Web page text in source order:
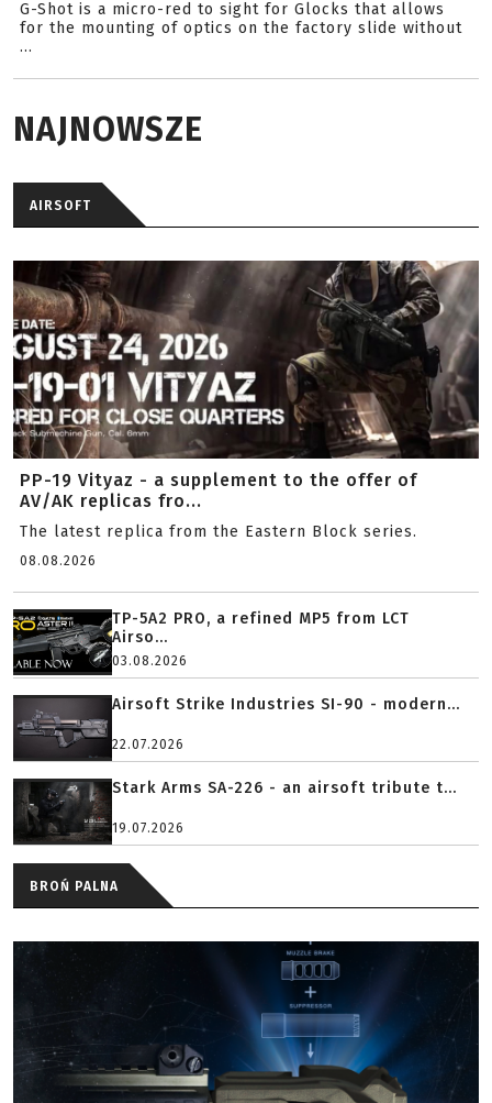
G-Shot is a micro-red to sight for Glocks that allows
for the mounting of optics on the factory slide without
...
NAJNOWSZE
AIRSOFT
PP-19 Vityaz - a supplement to the offer of
AV/AK replicas fro...
The latest replica from the Eastern Block series.
08.08.2026
TP-5A2 PRO, a refined MP5 from LCT
Airso...
03.08.2026
Airsoft Strike Industries SI-90 - modern...
22.07.2026
Stark Arms SA-226 - an airsoft tribute t...
19.07.2026
BROŃ PALNA